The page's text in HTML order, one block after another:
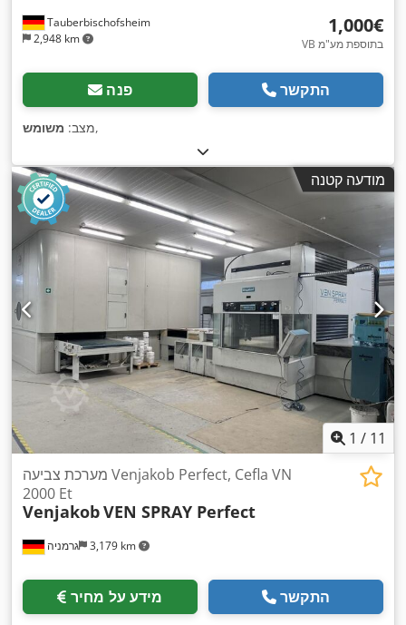
Tauberbischofsheim
2,948 km
‏1,000 ‏€
VB בתוספת מע"מ
פנה התקשר
מצב: משומש ,
מודעה קטנה
1 / 11
גרמניה 3,179 km
מערכת צביעה Venjakob Perfect, Cefla VN
2000 Et
VenjakobVEN SPRAY Perfect
מידע על מחיר התקשר